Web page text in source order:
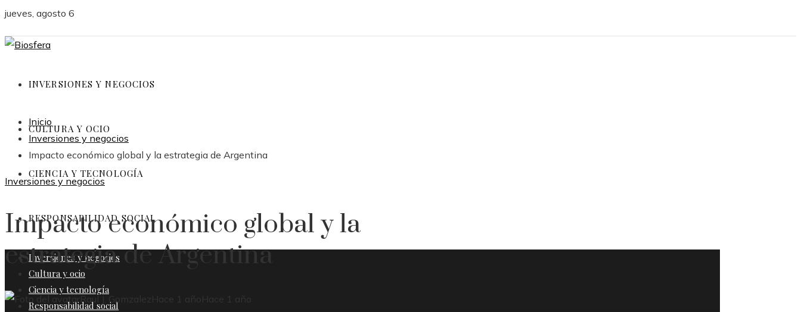
jueves, agosto 6
INVERSIONES Y NEGOCIOS
CULTURA Y OCIO
CIENCIA Y TECNOLOGÍA
RESPONSABILIDAD SOCIAL
Inversiones y negocios
Cultura y ocio
Ciencia y tecnología
Responsabilidad social
Inicio
Inversiones y negocios
Impacto económico global y la estrategia de Argentina
Inversiones y negocios
Impacto económico global y la
estrategia de Argentina
Raul J. Gomzalez Hace 1 año Hace 1 año